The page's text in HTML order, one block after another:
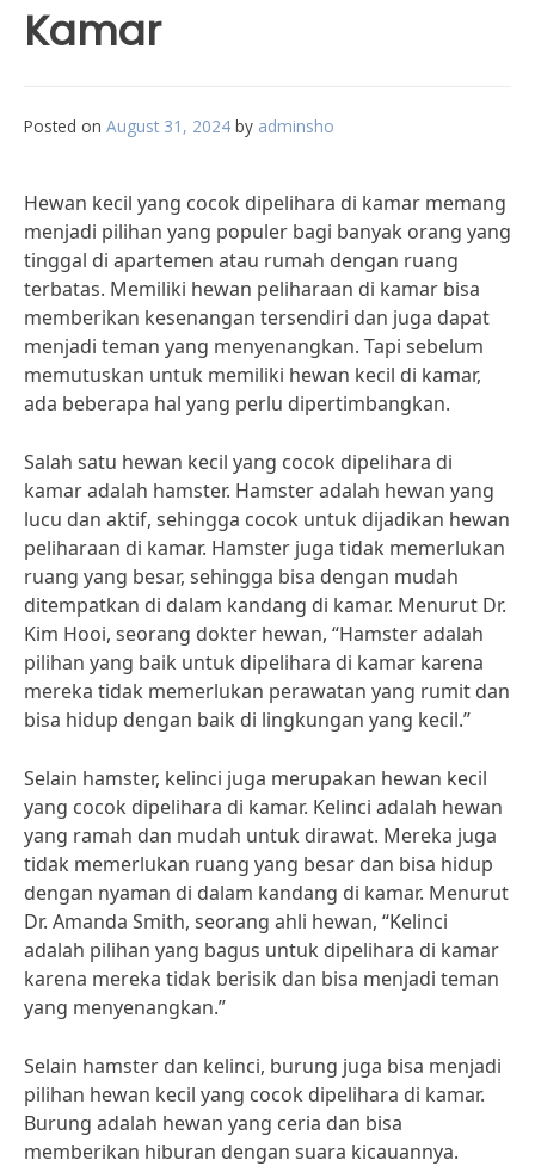
Kamar
Posted on August 31, 2024 by adminsho
Hewan kecil yang cocok dipelihara di kamar memang
menjadi pilihan yang populer bagi banyak orang yang
tinggal di apartemen atau rumah dengan ruang
terbatas. Memiliki hewan peliharaan di kamar bisa
memberikan kesenangan tersendiri dan juga dapat
menjadi teman yang menyenangkan. Tapi sebelum
memutuskan untuk memiliki hewan kecil di kamar,
ada beberapa hal yang perlu dipertimbangkan.
Salah satu hewan kecil yang cocok dipelihara di
kamar adalah hamster. Hamster adalah hewan yang
lucu dan aktif, sehingga cocok untuk dijadikan hewan
peliharaan di kamar. Hamster juga tidak memerlukan
ruang yang besar, sehingga bisa dengan mudah
ditempatkan di dalam kandang di kamar. Menurut Dr.
Kim Hooi, seorang dokter hewan, “Hamster adalah
pilihan yang baik untuk dipelihara di kamar karena
mereka tidak memerlukan perawatan yang rumit dan
bisa hidup dengan baik di lingkungan yang kecil.”
Selain hamster, kelinci juga merupakan hewan kecil
yang cocok dipelihara di kamar. Kelinci adalah hewan
yang ramah dan mudah untuk dirawat. Mereka juga
tidak memerlukan ruang yang besar dan bisa hidup
dengan nyaman di dalam kandang di kamar. Menurut
Dr. Amanda Smith, seorang ahli hewan, “Kelinci
adalah pilihan yang bagus untuk dipelihara di kamar
karena mereka tidak berisik dan bisa menjadi teman
yang menyenangkan.”
Selain hamster dan kelinci, burung juga bisa menjadi
pilihan hewan kecil yang cocok dipelihara di kamar.
Burung adalah hewan yang ceria dan bisa
memberikan hiburan dengan suara kicauannya.